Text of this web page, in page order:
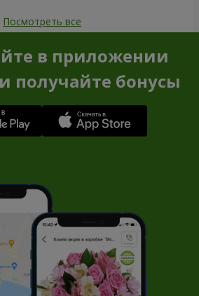
Посмотреть все
в приложении
получайте бонусы